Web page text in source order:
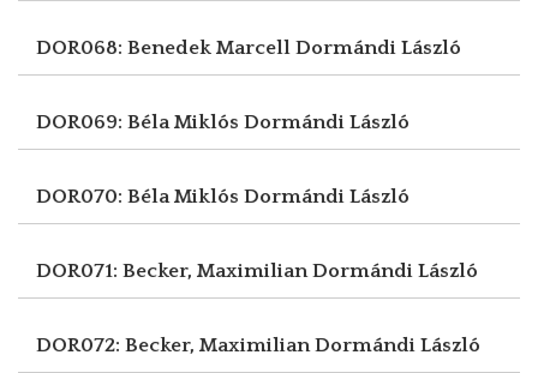
DOR068: Benedek Marcell Dormándi László
DOR069: Béla Miklós Dormándi László
DOR070: Béla Miklós Dormándi László
DOR071: Becker, MaximilianDormándi László
DOR072: Becker, MaximilianDormándi László